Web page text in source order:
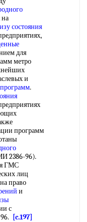
на
состояния
для
метро
и
.
программ
2386-96).
ГМС
лиц
право
и
с
[c.197]